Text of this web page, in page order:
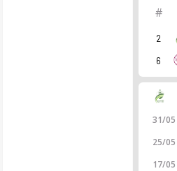
#
2
6
31/05
25/05
17/05